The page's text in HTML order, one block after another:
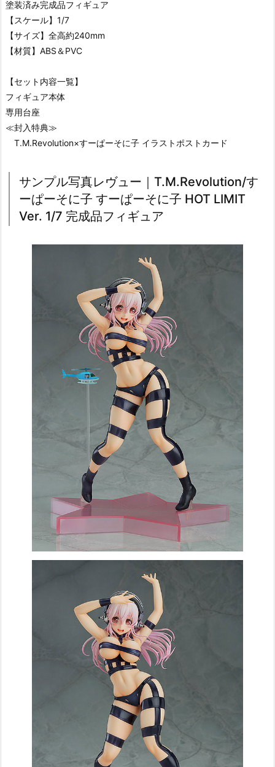
塗装済み完成品フィギュア
【スケール】1/7
【サイズ】全高約240mm
【材質】ABS＆PVC
【セット内容一覧】
フィギュア本体
専用台座
≪封入特典≫
T.M.Revolution×すーぱーそに子 イラストポストカード
サンプル写真レヴュー｜T.M.Revolution/す
ーぱーそに子 すーぱーそに子 HOT LIMIT
Ver. 1/7 完成品フィギュア